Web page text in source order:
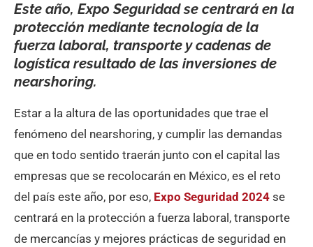
Este año, Expo Seguridad se centrará en la
protección mediante tecnología de la
fuerza laboral, transporte y cadenas de
logística resultado de las inversiones de
nearshoring.
Estar a la altura de las oportunidades que trae el
fenómeno del nearshoring, y cumplir las demandas
que en todo sentido traerán junto con el capital las
empresas que se recolocarán en México, es el reto
del país este año, por eso, Expo Seguridad 2024 se
centrará en la protección a fuerza laboral, transporte
de mercancías y mejores prácticas de seguridad en